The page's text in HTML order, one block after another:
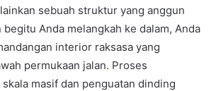
sebuah struktur yang anggun
begitu Anda melangkah ke dalam, Anda
interior raksasa yang
permukaan jalan. Proses
masif dan penguatan dinding